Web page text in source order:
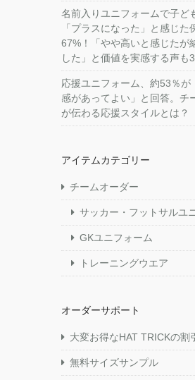
名前入りユニフォームで子ど
「プラスになった」と感じた
67%！「やや高いと感じたが
した」と価値を実感する声も
応援ユニフォーム、約53％が
感があってよい」と回答。チ
が伝わる応援スタイルとは？
アイテムカテゴリー
チームオーダー
サッカー・フットサルユ
GKユニフォーム
トレーニングウエア
オーダーサポート
大変お得なHAT TRICKの割
無料サイズサンプル